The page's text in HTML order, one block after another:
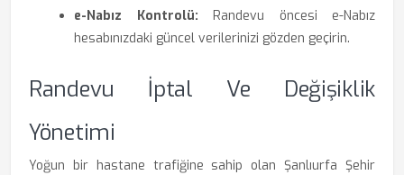
e-Nabız Kontrolü: Randevu öncesi e-Nabız
hesabınızdaki güncel verilerinizi gözden geçirin.
Randevu İptal Ve Değişiklik
Yönetimi
Yoğun bir hastane trafiğine sahip olan Şanlıurfa Şehir